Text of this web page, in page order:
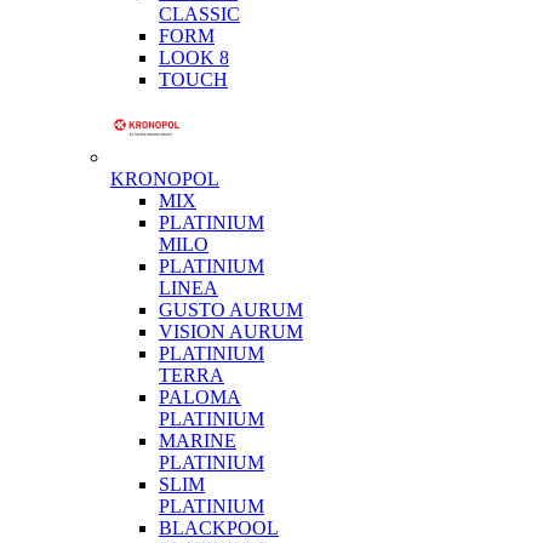
CLASSIC
FORM
LOOK 8
TOUCH
KRONOPOL
MIX
PLATINIUM
MILO
PLATINIUM
LINEA
GUSTO AURUM
VISION AURUM
PLATINIUM
TERRA
PALOMA
PLATINIUM
MARINE
PLATINIUM
SLIM
PLATINIUM
BLACKPOOL